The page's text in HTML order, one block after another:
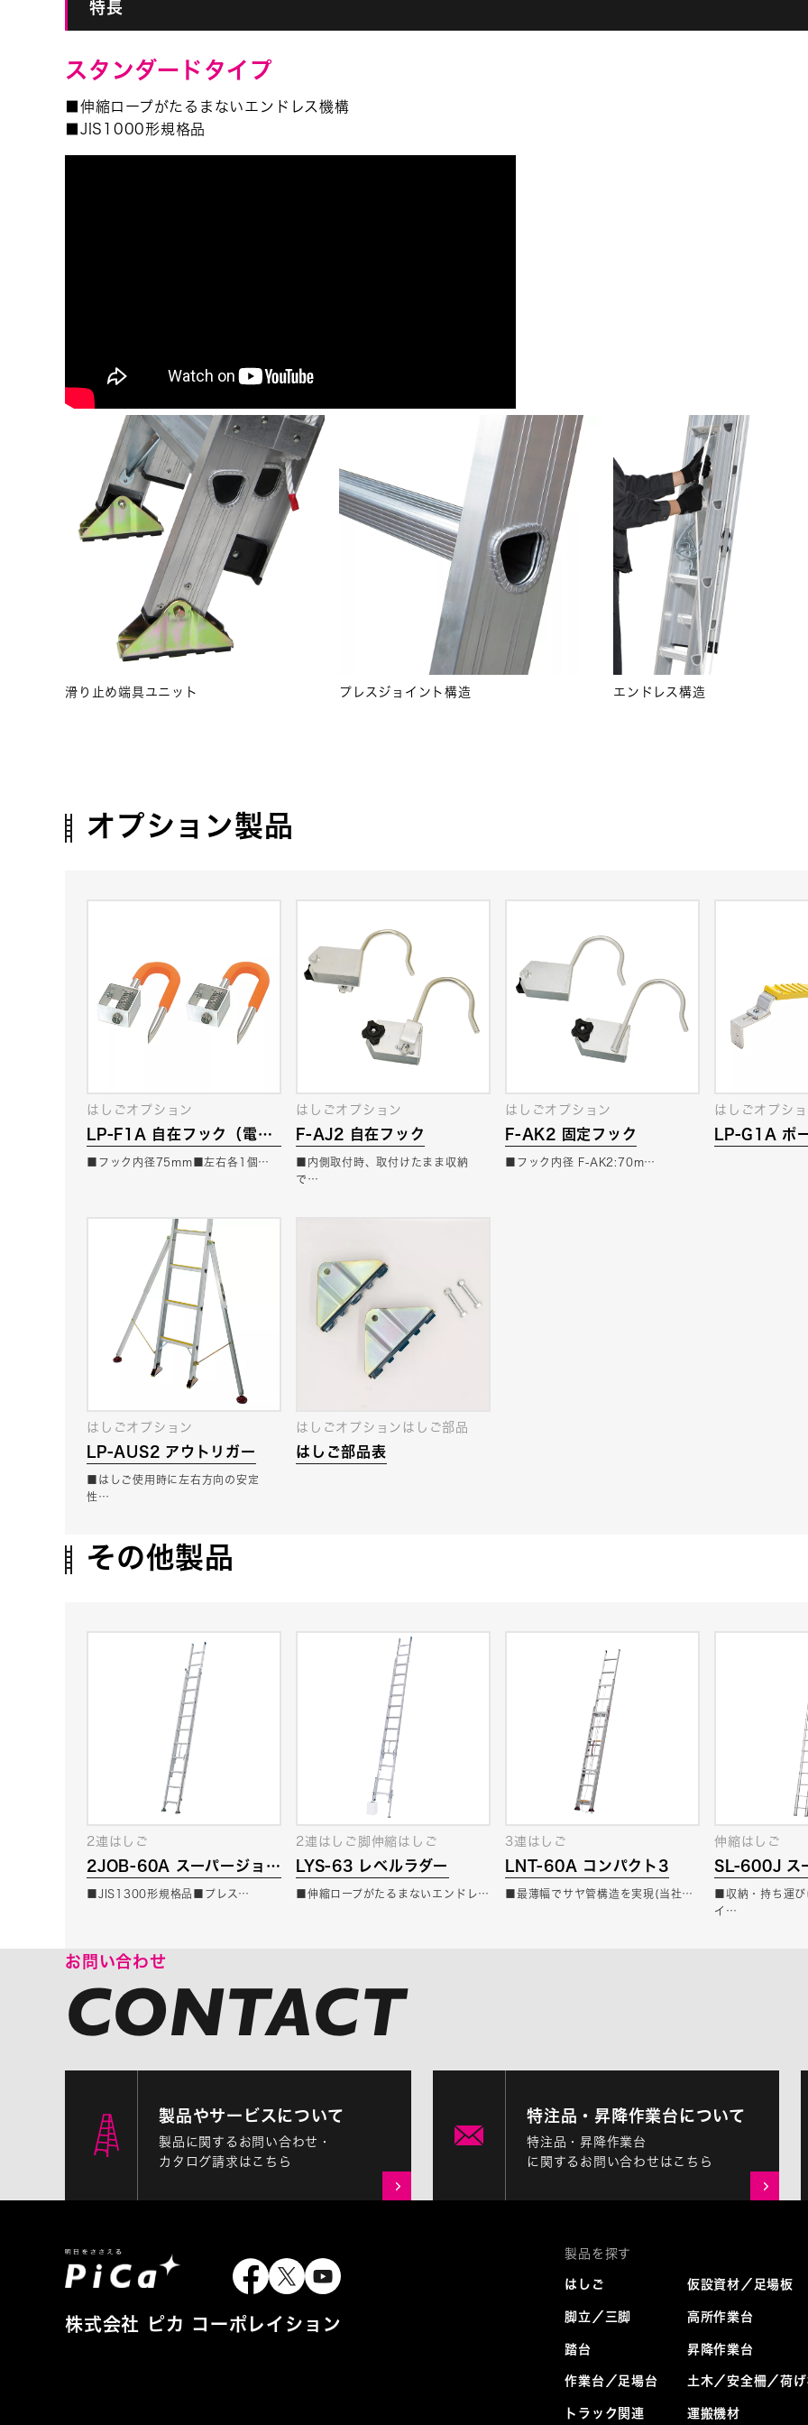
特長
スタンダードタイプ
■伸縮ロープがたるまないエンドレス機構
■JIS1000形規格品
滑り止め端具ユニット プレスジョイント構造 エンドレス構造
オプション製品
LP-F1A 自在フック（電工
用）
はしごオプション
■フック内径75mm■左右各1個…
F-AJ2 自在フック
はしごオプション
■内側取付時、取付けたまま収納
で…
F-AK2 固定フック
はしごオプション
■フック内径 F-AK2:70m…
LP-G1A ポ
はしごオプショ
LP-AUS2 アウトリガー
はしごオプション
■はしご使用時に左右方向の安定
性…
はしご部品表
はしごオプションはしご部品
その他製品
2JOB-60A スーパージョ
ブ
2連はしご
■JIS1300形規格品■プレス…
LYS-63 レベルラダー
2連はしご脚伸縮はしご
■伸縮ロープがたるまないエンドレ…
LNT-60A コンパクト3
3連はしご
■最薄幅でサヤ管構造を実現(当社…
SL-600J ス
伸縮はしご
■収納・持ち運
イ…
お問い合わせ
製品やサービスについて
製品に関するお問い合わせ・
カタログ請求はこちら
特注品・昇降作業台について
特注品・昇降作業台
に関するお問い合わせはこちら
株式会社 ピカ コーポレイション
はしご
脚立／三脚
踏台
作業台／足場台
トラック関連
仮設資材／足場板
高所作業台
昇降作業台
土木／安全柵／荷
運搬機材